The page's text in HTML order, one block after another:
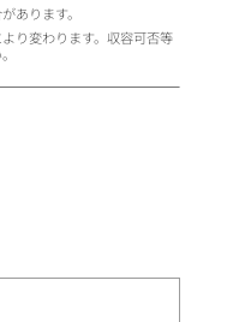
あります。
り変わります。収容可否等